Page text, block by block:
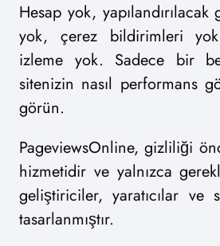
Hesap yok,
yok, çerez bildirimleri
izleme yok. Sadece bir
sitenizin nasıl performans
görün.
PageviewsOnline, gizliliği
hizmetidir ve yalnızca
geliştiriciler, yaratıcılar ve
tasarlanmıştır.